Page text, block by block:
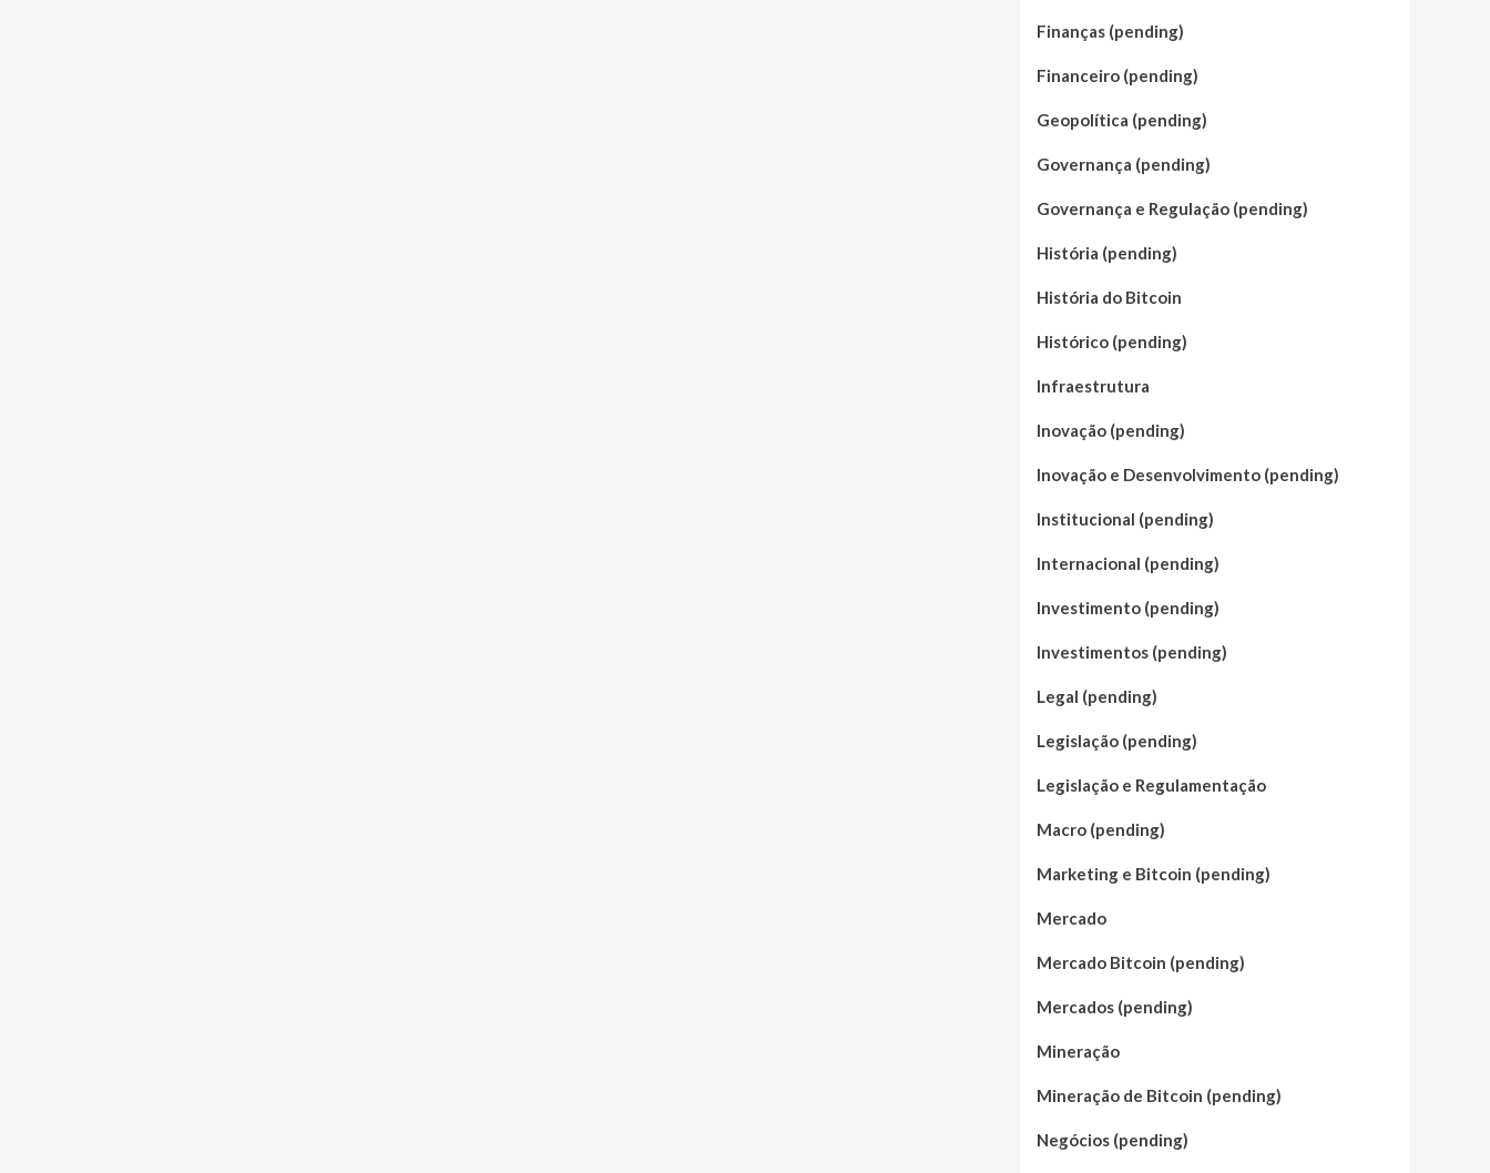
Finanças (pending)
Financeiro (pending)
Geopolítica (pending)
Governança (pending)
Governança e Regulação (pending)
História (pending)
História do Bitcoin
Histórico (pending)
Infraestrutura
Inovação (pending)
Inovação e Desenvolvimento (pending)
Institucional (pending)
Internacional (pending)
Investimento (pending)
Investimentos (pending)
Legal (pending)
Legislação (pending)
Legislação e Regulamentação
Macro (pending)
Marketing e Bitcoin (pending)
Mercado
Mercado Bitcoin (pending)
Mercados (pending)
Mineração
Mineração de Bitcoin (pending)
Negócios (pending)